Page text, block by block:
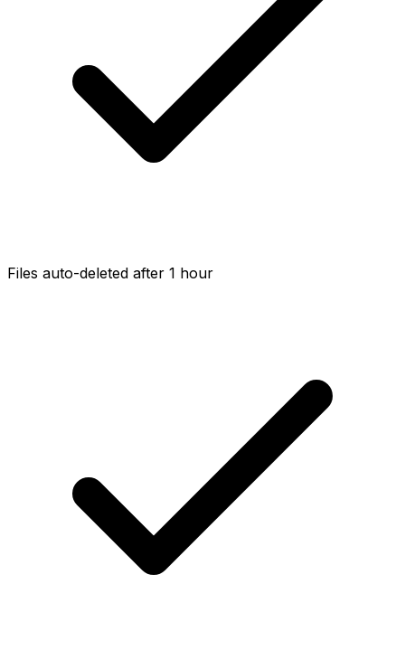
Files auto-deleted after 1 hour